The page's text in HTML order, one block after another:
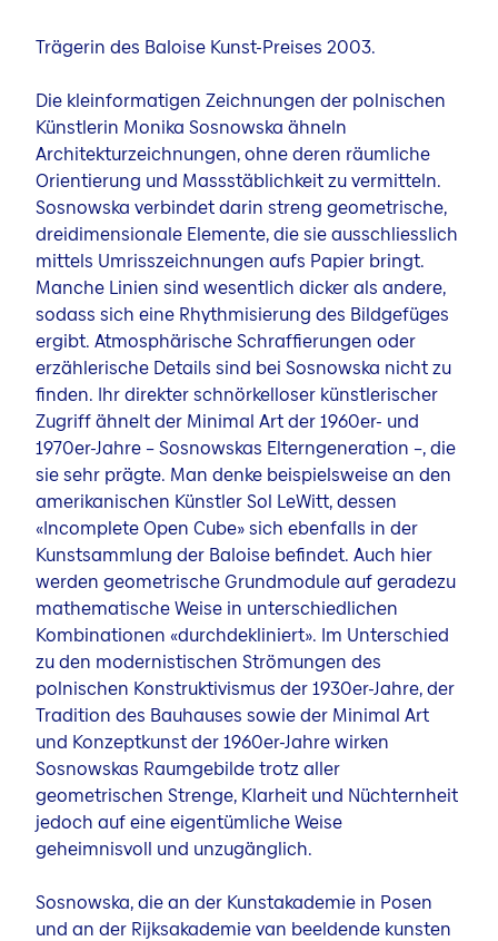
Trägerin des Baloise Kunst-Preises 2003.
Die kleinformatigen Zeichnungen der polnischen
Künstlerin Monika Sosnowska ähneln
Architekturzeichnungen, ohne deren räumliche
Orientierung und Massstäblichkeit zu vermitteln.
Sosnowska verbindet darin streng geometrische,
dreidimensionale Elemente, die sie ausschliesslich
mittels Umrisszeichnungen aufs Papier bringt.
Manche Linien sind wesentlich dicker als andere,
sodass sich eine Rhythmisierung des Bildgefüges
ergibt. Atmosphärische Schraffierungen oder
erzählerische Details sind bei Sosnowska nicht zu
finden. Ihr direkter schnörkelloser künstlerischer
Zugriff ähnelt der Minimal Art der 1960er- und
1970er-Jahre – Sosnowskas Elterngeneration –, die
sie sehr prägte. Man denke beispielsweise an den
amerikanischen Künstler Sol LeWitt, dessen
«Incomplete Open Cube» sich ebenfalls in der
Kunstsammlung der Baloise befindet. Auch hier
werden geometrische Grundmodule auf geradezu
mathematische Weise in unterschiedlichen
Kombinationen «durchdekliniert». Im Unterschied
zu den modernistischen Strömungen des
polnischen Konstruktivismus der 1930er-Jahre, der
Tradition des Bauhauses sowie der Minimal Art
und Konzeptkunst der 1960er-Jahre wirken
Sosnowskas Raumgebilde trotz aller
geometrischen Strenge, Klarheit und Nüchternheit
jedoch auf eine eigentümliche Weise
geheimnisvoll und unzugänglich.
Sosnowska, die an der Kunstakademie in Posen
und an der Rijksakademie van beeldende kunsten